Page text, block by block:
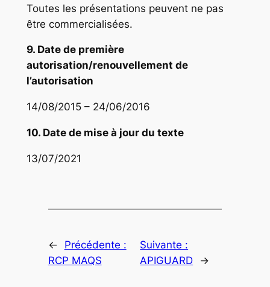
Toutes les présentations peuvent ne pas
être commercialisées.
9. Date de première
autorisation/renouvellement de
l’autorisation
14/08/2015 – 24/06/2016
10. Date de mise à jour du texte
13/07/2021
←
Précédente :
RCP MAQS
Suivante :
APIGUARD
→